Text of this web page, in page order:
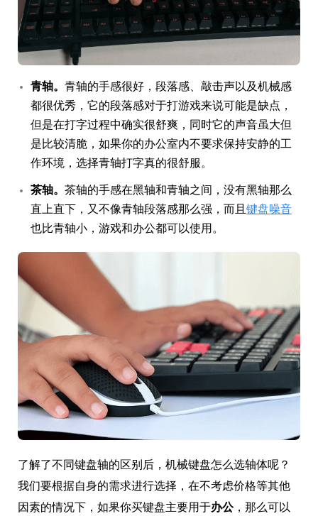
青轴。 青轴的手感很好，段落感、敲击声以及机械感
都很优秀，它的段落感对于打游戏来说可能是缺点，
但是在打字过程中确实很舒爽，同时它的声音虽大但
是比较清脆，如果你的办公室内不要求保持安静的工
作环境，选择青轴打字真的很舒服。
茶轴。 茶轴的手感在黑轴和青轴之间，没有黑轴那么
直上直下，又不像青轴段落感那么强，而且 键盘噪音
也比青轴小，游戏和办公都可以使用。
了解了不同键盘轴的区别后，机械键盘怎么选轴体呢？
我们要根据自身的需求进行选择，在不考虑价格等其他
因素的情况下，如果你买键盘主要用于办公，那么可以